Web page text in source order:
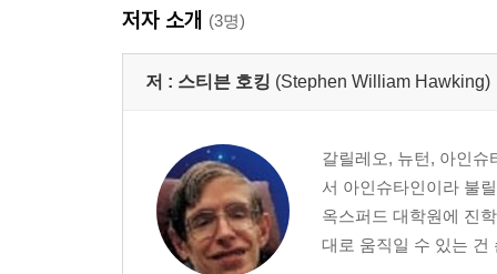
저자 소개 (3명)
저 : 스티븐 호킹 (Stephen William Hawking)
갈릴레오, 뉴턴, 아인
서 아인슈타인이라 불
옥스퍼드 대학원에 진
대로 움직일 수 있는 건